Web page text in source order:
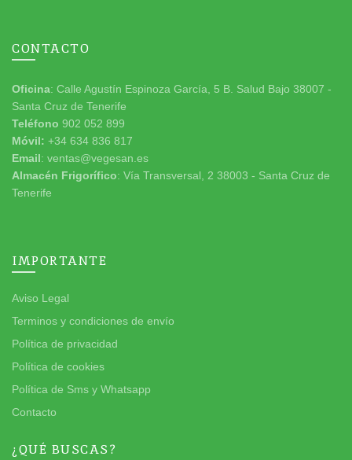
CONTACTO
Oficina: Calle Agustín Espinoza García, 5 B. Salud Bajo 38007 -
Santa Cruz de Tenerife
Teléfono 902 052 899
Móvil: +34 634 836 817
Email: ventas@vegesan.es
Almacén Frigorífico: Vía Transversal, 2 38003 - Santa Cruz de
Tenerife
IMPORTANTE
Aviso Legal
Terminos y condiciones de envío
Política de privacidad
Política de cookies
Política de Sms y Whatsapp
Contacto
¿QUÉ BUSCAS?